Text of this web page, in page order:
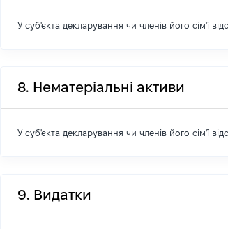
У суб'єкта декларування чи членів його сім'ї
8. Нематеріальні активи
У суб'єкта декларування чи членів його сім'ї
9. Видатки